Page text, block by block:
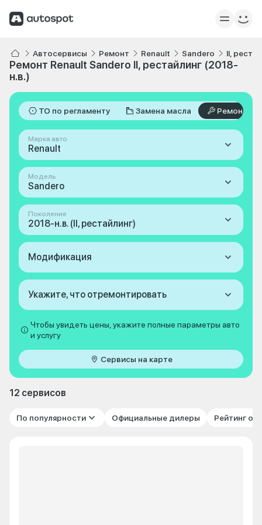
Автосервисы Ремонт Renault Sandero II,
Ремонт Renault Sandero II, рестайлинг (2018-
н.в.)
ТО по регламенту Замена масла Ремонт
Марка авто
Renault
Модель
Sandero
Поколение
2018-н.в. (II, рестайлинг)
Модификация
Укажите, что отремонтировать
Чтобы увидеть цены, укажите полные параметры авто
и услугу
Сервисы на карте
12 сервисов
По популярности Официальные дилеры Рейтинг